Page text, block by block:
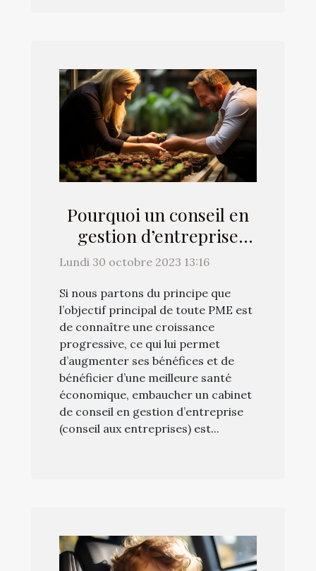
Pourquoi un conseil en
gestion d’entreprise
favorise-t-il la
Lundi 30 octobre 2023 13:16
Si nous partons du principe que
l’objectif principal de toute PME est
de connaître une croissance
progressive, ce qui lui permet
d’augmenter ses bénéfices et de
bénéficier d’une meilleure santé
économique, embaucher un cabinet
de conseil en gestion d’entreprise
(conseil aux entreprises) est...